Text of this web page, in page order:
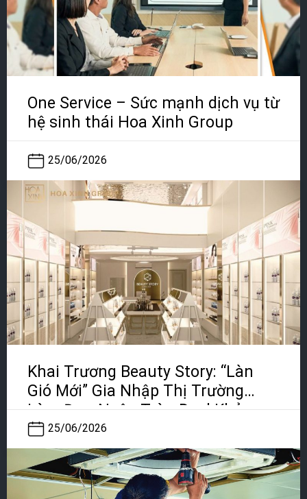
One Service – Sức mạnh dịch vụ từ
hệ sinh thái Hoa Xinh Group
25/06/2026
Khai Trương Beauty Story: “Làn
Gió Mới” Gia Nhập Thị Trường
Làm Đẹp, Ngập Tràn Deal Khủng
25/06/2026